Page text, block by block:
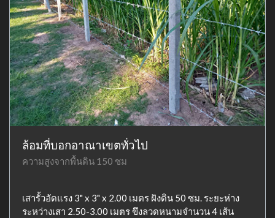
ล้อมที่บอกอาณาเขตทั่วไป
ความสูงจากพื้นดิน 150 ซม
เสารั้วอัดแรง 3" x 3" x 2.00 เมตร ฝังดิน 50 ซม. ระยะห่าง
ระหว่างเสา 2.50-3.00 เมตร ขึงลวดหนามจำนวน 4 เส้น